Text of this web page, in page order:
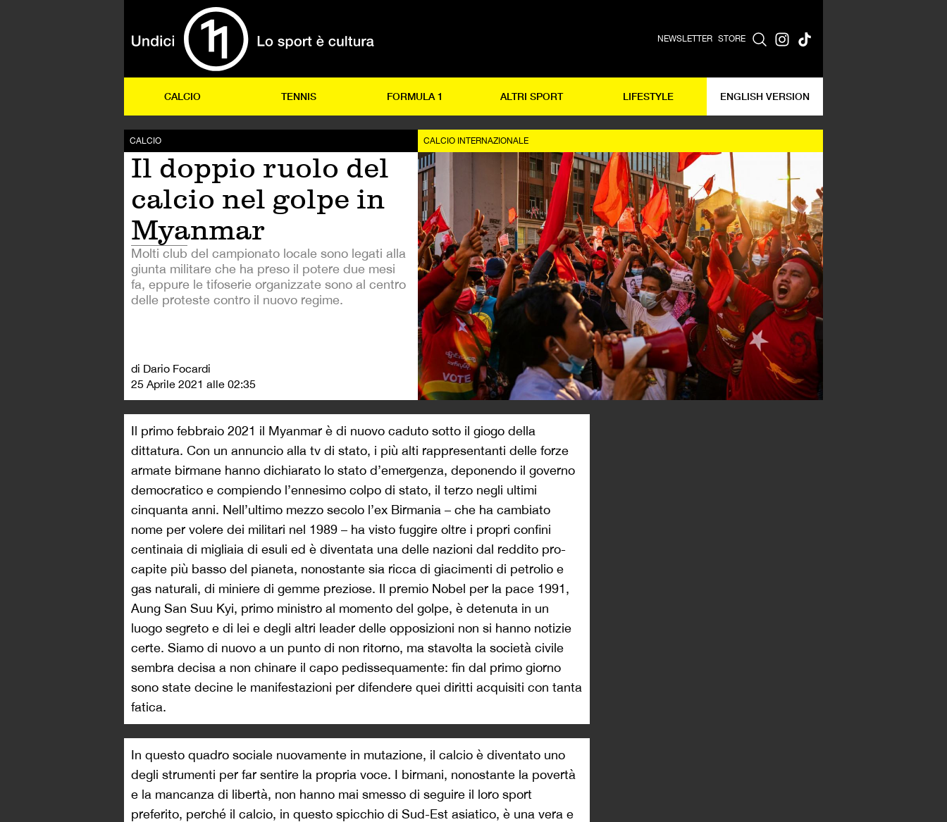
NEWSLETTER STORE
CALCIO TENNIS FORMULA 1 ALTRI SPORT LIFESTYLE ENGLISH VERSION
CALCIO
Il doppio ruolo del
calcio nel golpe in
Myanmar
Molti club del campionato locale sono legati alla
giunta militare che ha preso il potere due mesi
fa, eppure le tifoserie organizzate sono al centro
delle proteste contro il nuovo regime.
di Dario Focardi
25 Aprile 2021 alle 02:35
CALCIO INTERNAZIONALE
Il primo febbraio 2021 il Myanmar è di nuovo caduto sotto il giogo della
dittatura. Con un annuncio alla tv di stato, i più alti rappresentanti delle forze
armate birmane hanno dichiarato lo stato d’emergenza, deponendo il governo
democratico e compiendo l’ennesimo colpo di stato, il terzo negli ultimi
cinquanta anni. Nell’ultimo mezzo secolo l’ex Birmania – che ha cambiato
nome per volere dei militari nel 1989 – ha visto fuggire oltre i propri confini
centinaia di migliaia di esuli ed è diventata una delle nazioni dal reddito pro-
capite più basso del pianeta, nonostante sia ricca di giacimenti di petrolio e
gas naturali, di miniere di gemme preziose. Il premio Nobel per la pace 1991,
Aung San Suu Kyi, primo ministro al momento del golpe, è detenuta in un
luogo segreto e di lei e degli altri leader delle opposizioni non si hanno notizie
certe. Siamo di nuovo a un punto di non ritorno, ma stavolta la società civile
sembra decisa a non chinare il capo pedissequamente: fin dal primo giorno
sono state decine le manifestazioni per difendere quei diritti acquisiti con tanta
fatica.
In questo quadro sociale nuovamente in mutazione, il calcio è diventato uno
degli strumenti per far sentire la propria voce. I birmani, nonostante la povertà
e la mancanza di libertà, non hanno mai smesso di seguire il loro sport
preferito, perché il calcio, in questo spicchio di Sud-Est asiatico, è una vera e